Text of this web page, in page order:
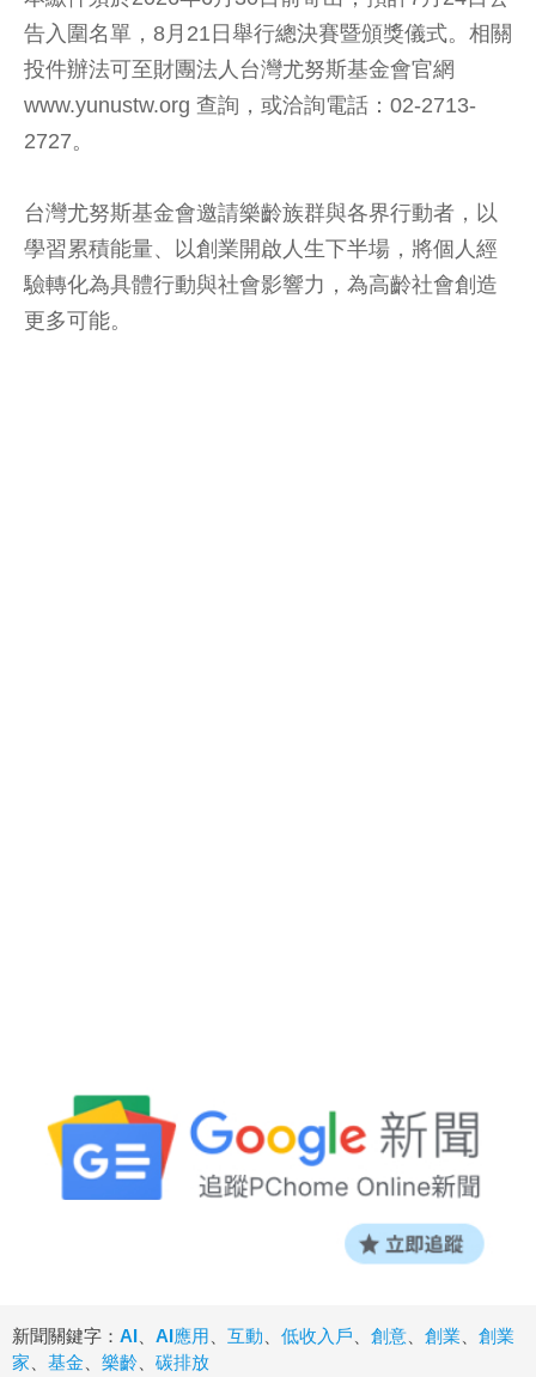
告入圍名單，8月21日舉行總決賽暨頒獎儀式。相關
投件辦法可至財團法人台灣尤努斯基金會官網
www.yunustw.org 查詢，或洽詢電話：02-2713-
2727。
台灣尤努斯基金會邀請樂齡族群與各界行動者，以
學習累積能量、以創業開啟人生下半場，將個人經
驗轉化為具體行動與社會影響力，為高齡社會創造
更多可能。
新聞關鍵字： AI AI應用 互動 低收入戶 創意 創業
創業
家
基金 樂齡 碳排放